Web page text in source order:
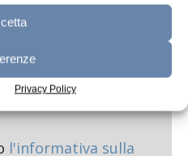
Privacy Policy
l'informativa sulla